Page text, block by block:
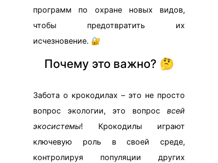
программ по охране новых видов,
чтобы предотвратить их
исчезновение. 🔐
Почему это важно? 🤔
Забота о крокодилах – это не просто
вопрос экологии, это вопрос всей
экосистемы! Крокодилы играют
ключевую роль в своей среде,
контролируя популяции других